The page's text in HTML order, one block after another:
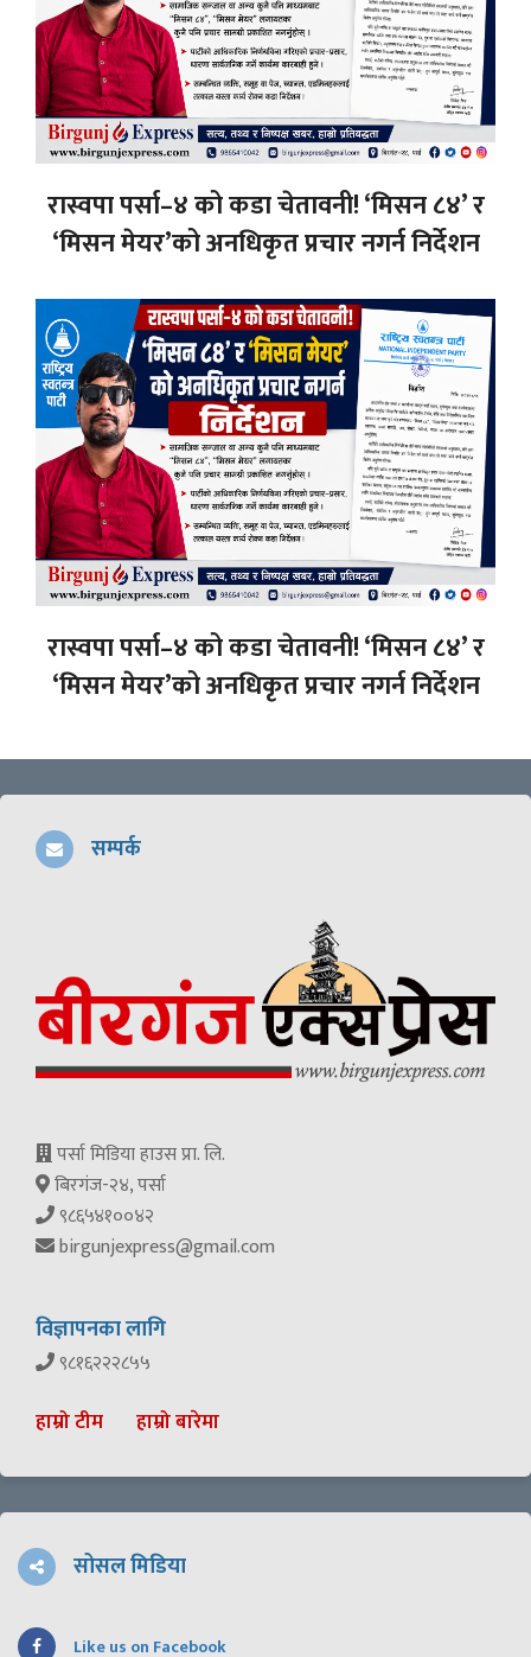
रास्वपा पर्सा–४ को कडा चेतावनी! ‘मिसन ८४’ र
‘मिसन मेयर’को अनधिकृत प्रचार नगर्न निर्देशन
रास्वपा पर्सा–४ को कडा चेतावनी! ‘मिसन ८४’ र
‘मिसन मेयर’को अनधिकृत प्रचार नगर्न निर्देशन
सम्पर्क
पर्सा मिडिया हाउस प्रा. लि.
बिरगंज-२४, पर्सा
९८६५४१००४२
birgunjexpress@gmail.com
विज्ञापनका लागि
९८१६२२२८५५
हाम्रो टीम हाम्रो बारेमा
सोसल मिडिया
Like us on Facebook